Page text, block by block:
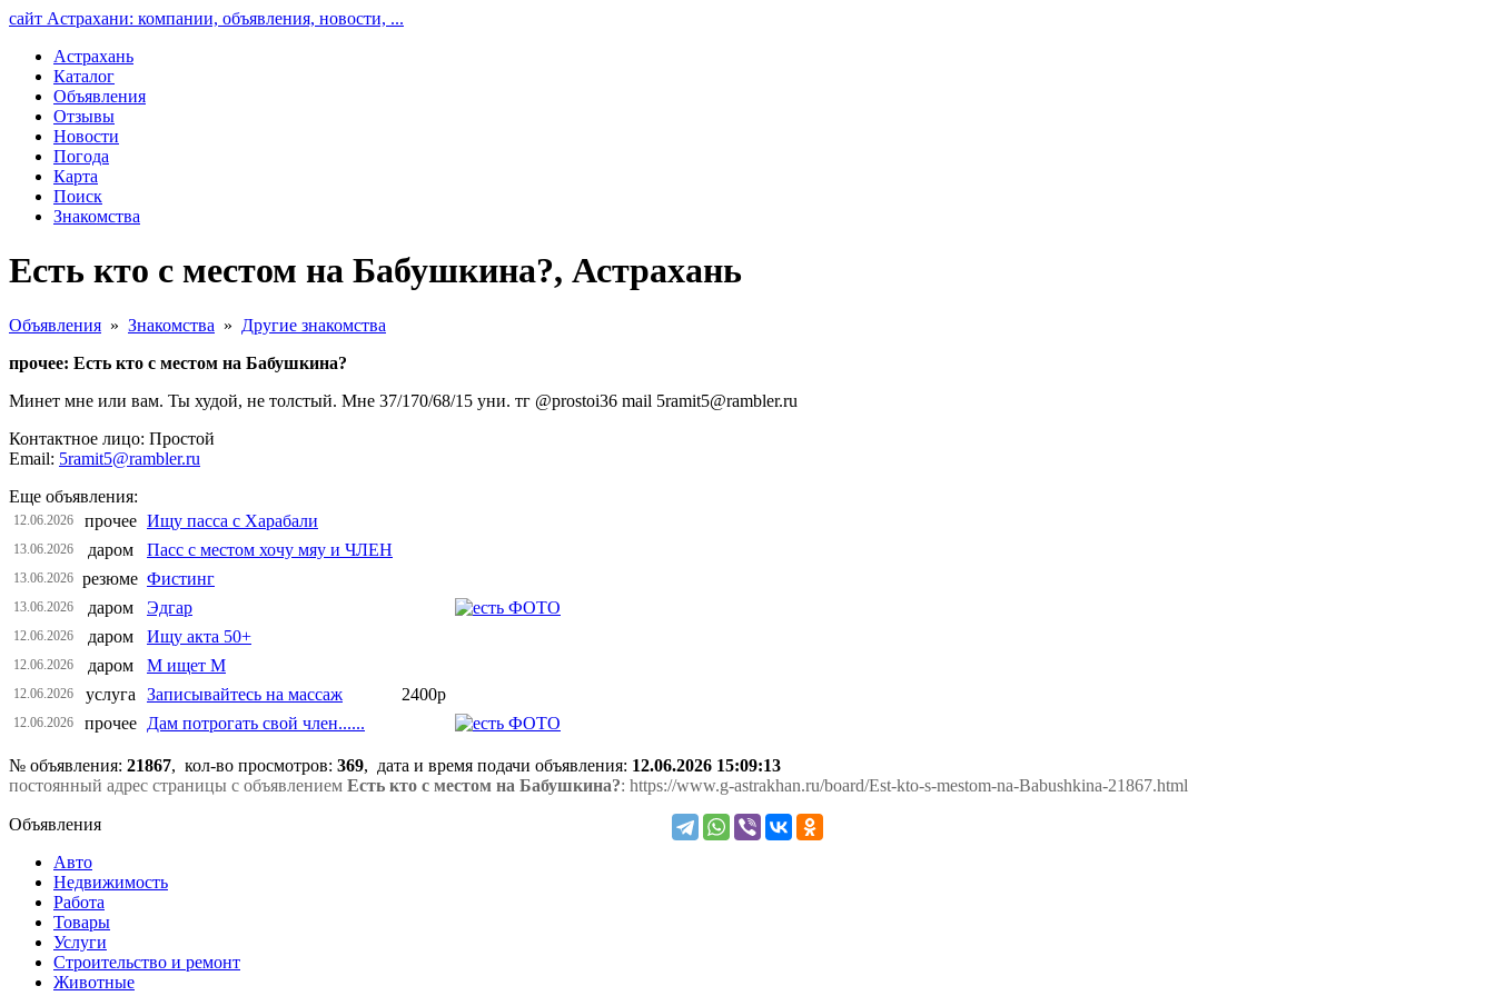
сайт Астрахани: компании, объявления, новости, ...
Астрахань
Каталог
Объявления
Отзывы
Новости
Погода
Карта
Поиск
Знакомства
Есть кто с местом на Бабушкина?, Астрахань
Объявления » Знакомства » Другие знакомства
прочее: Есть кто с местом на Бабушкина?
Минет мне или вам. Ты худой, не толстый. Мне 37/170/68/15 уни. тг @prostoi36 mail 5ramit5@rambler.ru
Контактное лицо: Простой
Email: 5ramit5@rambler.ru
Еще объявления:
12.06.2026 прочее Ищу пасса с Харабали
13.06.2026 даром Пасс с местом хочу мяу и ЧЛЕН
13.06.2026 резюме Фистинг
13.06.2026 даром Эдгар
12.06.2026 даром Ищу акта 50+
12.06.2026 даром М ищет М
12.06.2026 услуга Записывайтесь на массаж 2400р
12.06.2026 прочее Дам потрогать свой член......
№ объявления: 21867, кол-во просмотров: 369, дата и время подачи объявления: 12.06.2026 15:09:13
постоянный адрес страницы с объявлением Есть кто с местом на Бабушкина?: https://www.g-astrakhan.ru/board/Est-kto-s-mestom-na-Babushkina-21867.html
Объявления
Авто
Недвижимость
Работа
Товары
Услуги
Строительство и ремонт
Животные